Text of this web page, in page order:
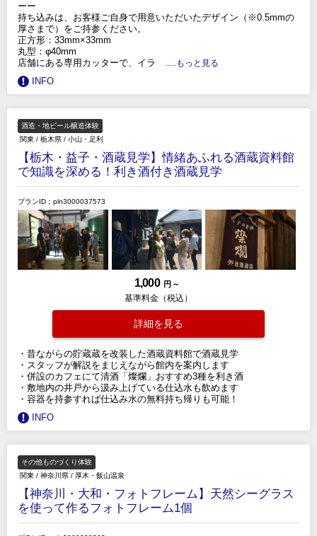
ーー
持ち込みは、お客様ご自身で用意いただいたデザイン（※0.5mmの
厚さまで）をご持参ください。
正方形：33mm×33mm
丸型：φ40mm
店舗にある専用カッターで、イラ
.....もっと見る
INFO
酒造・地ビール醸造体験
関東 / 栃木県 / 小山・足利
【栃木・益子・酒蔵見学】情緒あふれる酒蔵資料館
で知識を深める！利き酒付き酒蔵見学
プランID：pln3000037573
1,000 円 ～
基準料金（税込）
詳細を見る
・昔ながらの貯蔵蔵を改装した酒蔵資料館で酒蔵見学
・スタッフが解説をまじえながら館内を案内します
・併設のカフェにて清酒「燦爛」おすすめ3種を利き酒
・敷地内の井戸から汲み上げている仕込水も飲めます
・容器を持参すれば仕込み水の無料持ち帰りも可能！
INFO
その他ものづくり体験
関東 / 神奈川県 / 厚木・飯山温泉
【神奈川・大和・フォトフレーム】天然シーグラス
を使って作るフォトフレーム1個